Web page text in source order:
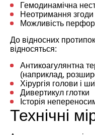
Гемодинамічна
Неотримання згоди
Можливість
До відносних
відносяться:
Антикоагулянтна
(наприклад,
Хірургія голови і
Дивертикул глотки
Історія
Технічні